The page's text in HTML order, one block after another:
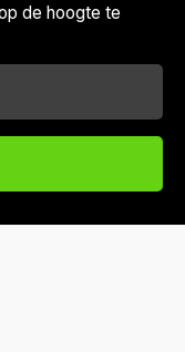
de hoogte te